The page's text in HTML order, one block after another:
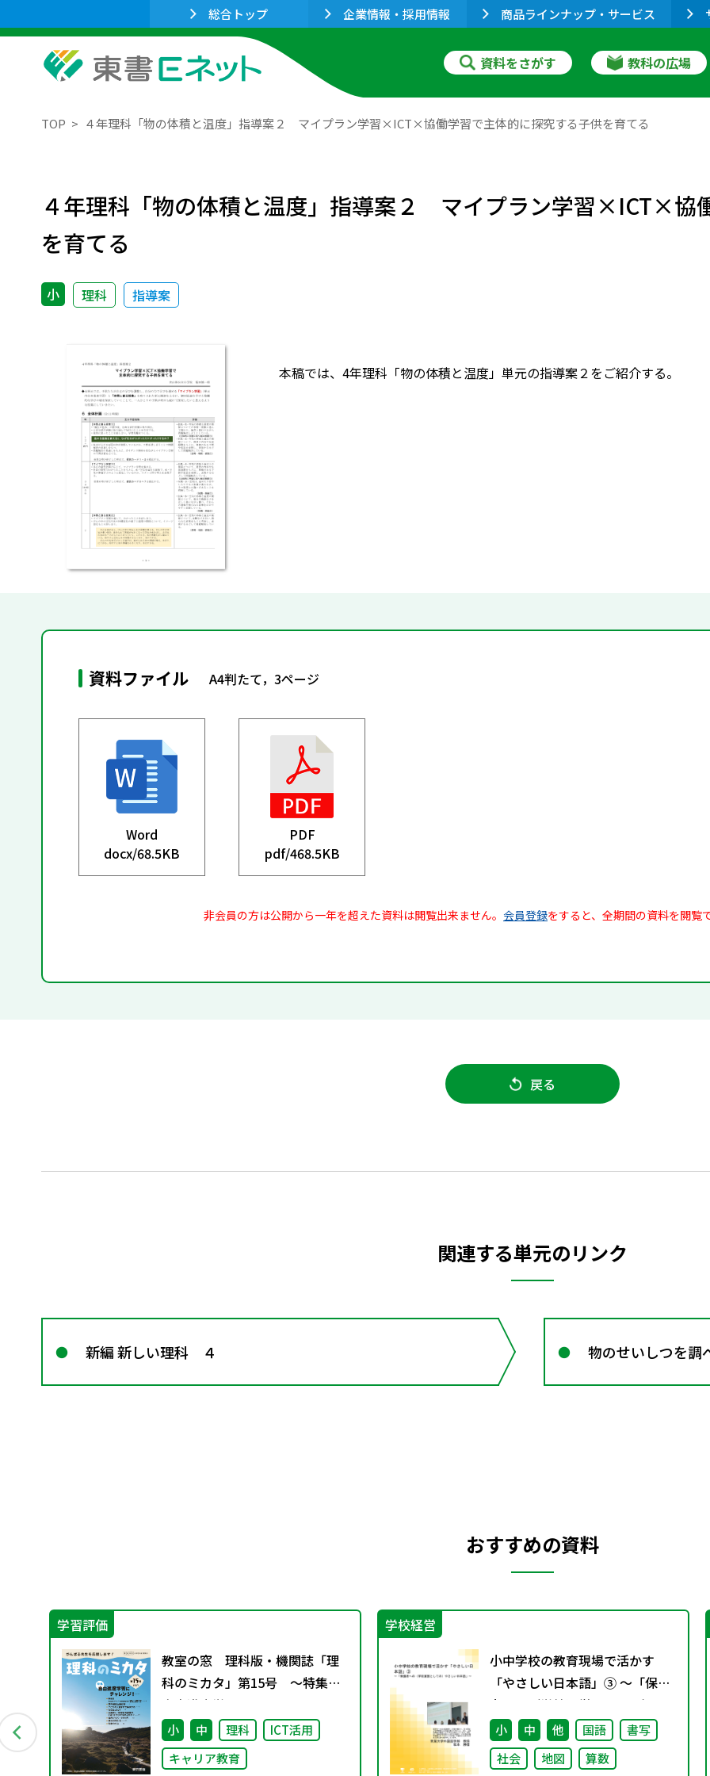
総合トップ 企業情報・採用情報 商品ラインナップ・サービス
資料をさがす 教科の広場
TOP ４年理科「物の体積と温度」指導案２ マイプラン学習×ICT×協働学習で主体的に探究する子供を育てる
４年理科「物の体積と温度」指導案２ マイプラン学習×ICT×協
を育てる
小 理科 指導案
本稿では、4年理科「物の体積と温度」単元の指導案２をご紹介する。
資料ファイル A4判たて，3ページ
Word
docx/68.5KB
PDF
pdf/468.5KB
非会員の方は公開から一年を超えた資料は閲覧出来ません。 会員登録をすると、全期間の資料を閲覧
戻る
関連する単元のリンク
新編 新しい理科 ４ 物のせいしつを
おすすめの資料
撃
学習評価
教室の窓 理科版・機関誌「理
科のミカタ」第15号 ～特集
自由進度学習にチャレンジ！～
小 中 理科
ICT活用
キャリア教育
学校経営
小中学校の教育現場で活かす
「やさしい日本語」③ ～「保護
者への（学校運営としての）や
さしい日本語」～
小 中 他 国語
書写
社会
地図 算数